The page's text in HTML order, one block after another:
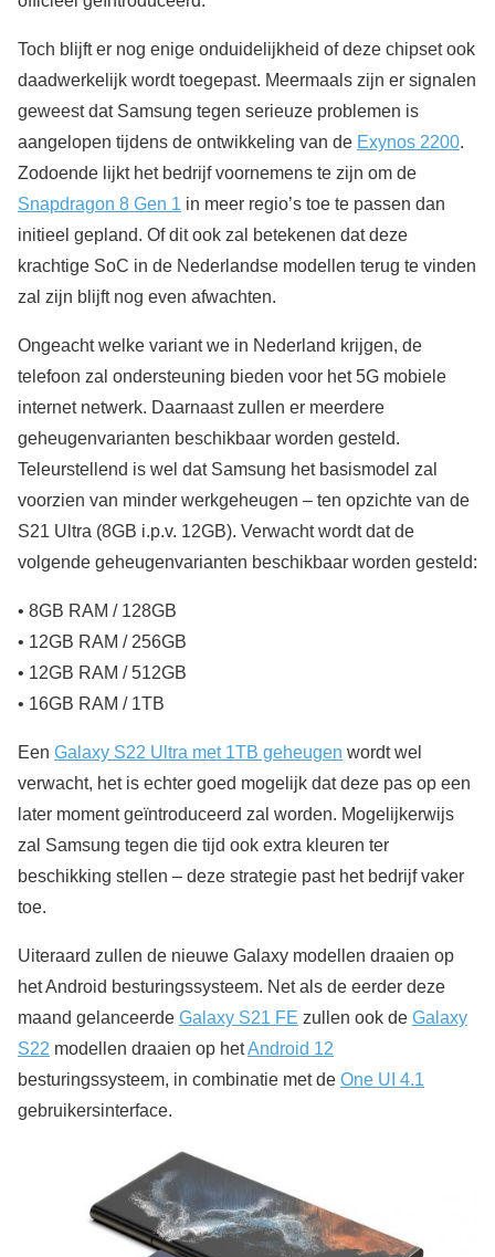
Toch blijft er nog enige onduidelijkheid of deze chipset ook
daadwerkelijk wordt toegepast. Meermaals zijn er signalen
geweest dat Samsung tegen serieuze problemen is
aangelopen tijdens de ontwikkeling van de Exynos 2200.
Zodoende lijkt het bedrijf voornemens te zijn om de
Snapdragon 8 Gen 1 in meer regio’s toe te passen dan
initieel gepland. Of dit ook zal betekenen dat deze
krachtige SoC in de Nederlandse modellen terug te vinden
zal zijn blijft nog even afwachten.
Ongeacht welke variant we in Nederland krijgen, de
telefoon zal ondersteuning bieden voor het 5G mobiele
internet netwerk. Daarnaast zullen er meerdere
geheugenvarianten beschikbaar worden gesteld.
Teleurstellend is wel dat Samsung het basismodel zal
voorzien van minder werkgeheugen – ten opzichte van de
S21 Ultra (8GB i.p.v. 12GB). Verwacht wordt dat de
volgende geheugenvarianten beschikbaar worden gesteld:
• 8GB RAM / 128GB
• 12GB RAM / 256GB
• 12GB RAM / 512GB
• 16GB RAM / 1TB
Een Galaxy S22 Ultra met 1TB geheugen wordt wel
verwacht, het is echter goed mogelijk dat deze pas op een
later moment geïntroduceerd zal worden. Mogelijkerwijs
zal Samsung tegen die tijd ook extra kleuren ter
beschikking stellen – deze strategie past het bedrijf vaker
toe.
Uiteraard zullen de nieuwe Galaxy modellen draaien op
het Android besturingssysteem. Net als de eerder deze
maand gelanceerde Galaxy S21 FE zullen ook de Galaxy
S22 modellen draaien op hetAndroid 12
besturingssysteem, in combinatie met de One UI 4.1
gebruikersinterface.